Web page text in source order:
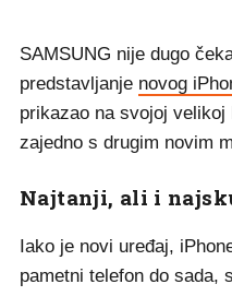
SAMSUNG nije dugo
predstavljanje novog
prikazao na svojoj
zajedno s drugim novim
Najtanji, ali i
Iako je novi uređaj,
pametni telefon do sada,